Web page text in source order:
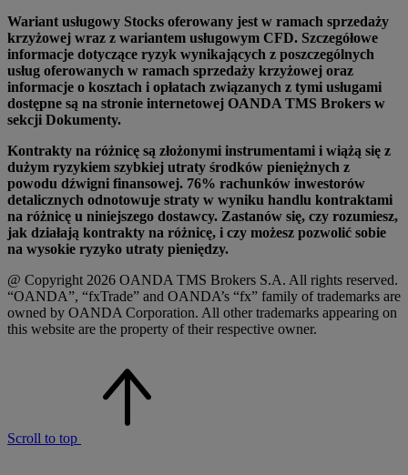
Wariant usługowy Stocks oferowany jest w ramach sprzedaży
krzyżowej wraz z wariantem usługowym CFD. Szczegółowe
informacje dotyczące ryzyk wynikających z poszczególnych
usług oferowanych w ramach sprzedaży krzyżowej oraz
informacje o kosztach i opłatach związanych z tymi usługami
dostępne są na stronie internetowej OANDA TMS Brokers w
sekcji Dokumenty.
Kontrakty na różnicę są złożonymi instrumentami i wiążą się z
dużym ryzykiem szybkiej utraty środków pieniężnych z
powodu dźwigni finansowej. 76% rachunków inwestorów
detalicznych odnotowuje straty w wyniku handlu kontraktami
na różnicę u niniejszego dostawcy. Zastanów się, czy rozumiesz,
jak działają kontrakty na różnicę, i czy możesz pozwolić sobie
na wysokie ryzyko utraty pieniędzy.
@ Copyright 2026 OANDA TMS Brokers S.A. All rights reserved.
“OANDA”, “fxTrade” and OANDA’s “fx” family of trademarks are
owned by OANDA Corporation. All other trademarks appearing on
this website are the property of their respective owner.
Scroll to top